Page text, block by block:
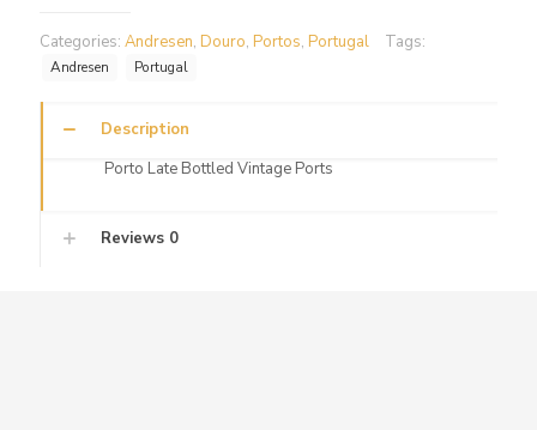
Categories: Andresen, Douro, Portos, Portugal Tags:
Andresen Portugal
Description
Porto Late Bottled Vintage Ports
Reviews 0